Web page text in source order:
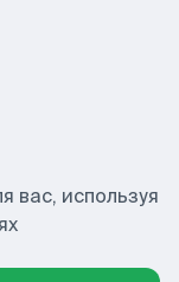
вас, используя